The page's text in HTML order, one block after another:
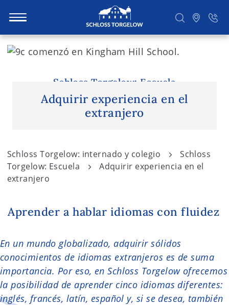
S
Schloss Torgelow: Escuela
Adquirir experiencia en el
extranjero
Schloss Torgelow: internado y colegio
Schloss
Torgelow: Escuela
Adquirir experiencia en el
extranjero
Aprender a hablar idiomas con fluidez
En un mundo globalizado, adquirir sólidos
conocimientos de idiomas extranjeros es de suma
importancia. Por eso, en Schloss Torgelow ofrecemos
la posibilidad de aprender cinco idiomas diferentes:
inglés, francés, latín, español y, si se desea, también